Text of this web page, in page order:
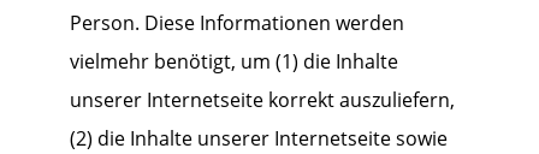
Person. Diese Informationen werden
vielmehr benötigt, um (1) die Inhalte
unserer Internetseite korrekt auszuliefern,
(2) die Inhalte unserer Internetseite sowie